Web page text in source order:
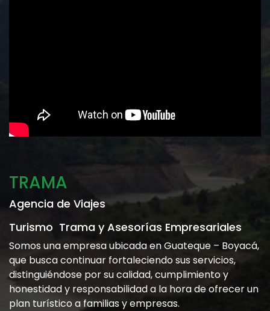
TRAMA
Agencia de Viajes
Turismo Trama y Asesorías Empresariales
Somos una empresa ubicada en Guateque – Boyacá,
que busca continuar fortaleciendo sus servicios,
distinguiéndose por su calidad, cumplimiento y
honestidad y responsabilidad a la hora de ofrecer un
plan turístico a familias y empresas.